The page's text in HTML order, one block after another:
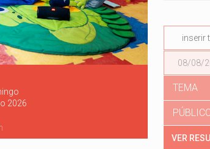
2026
TEMA